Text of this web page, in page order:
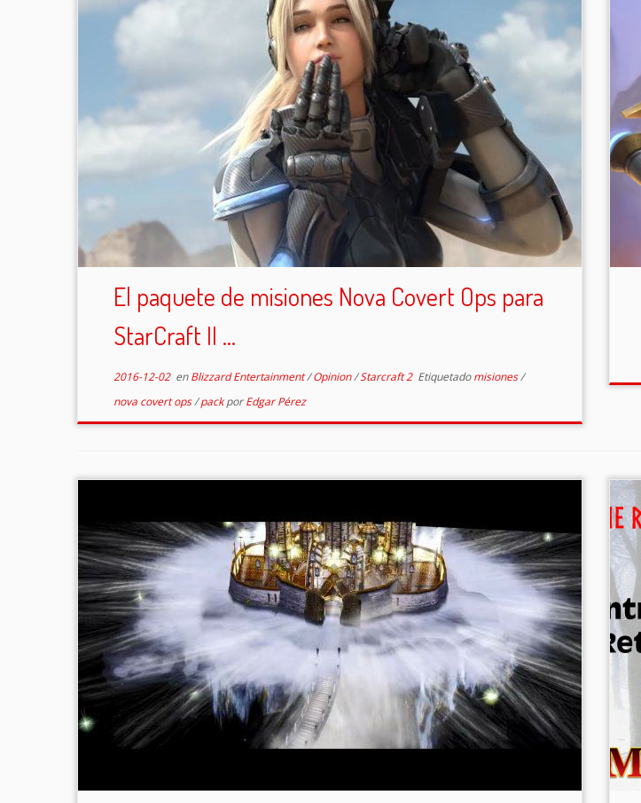
El paquete de misiones Nova Covert Ops para
StarCraft II ...
2016-12-02enBlizzard Entertainment/Opinion/Starcraft 2 Etiquetadomisiones/
nova covert ops/packporEdgar Pérez